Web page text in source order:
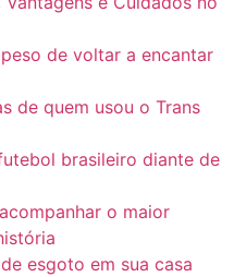
de voltar a encantar
de quem usou o Trans
brasileiro diante de
o maior
esgoto em sua casa